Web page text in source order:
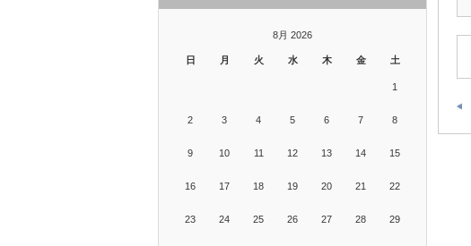
8月 2026
日 月 火 水 木 金 土
1
2 3 4 5 6 7 8
9 10 11 12 13 14 15
16 17 18 19 20 21 22
23 24 25 26 27 28 29